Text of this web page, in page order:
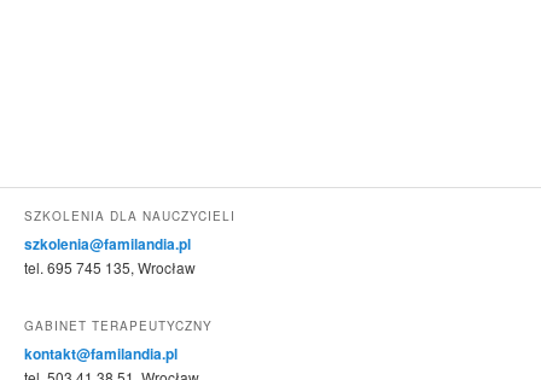
SZKOLENIA DLA NAUCZYCIELI
szkolenia@familandia.pl
tel. 695 745 135, Wrocław
GABINET TERAPEUTYCZNY
kontakt@familandia.pl